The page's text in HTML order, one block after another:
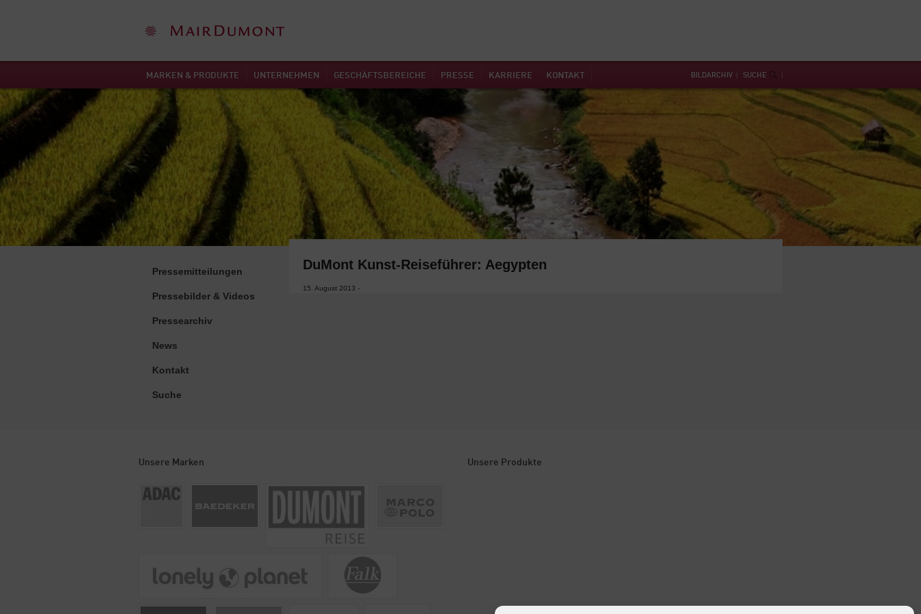
MARKEN & PRODUKTE UNTERNEHMEN GESCHÄFTSBEREICHE PRESSE KARRIERE KONTAKT BILDARCHIV SUCHE
Pressemitteilungen
Pressebilder & Videos
Pressearchiv
News
Kontakt
Suche
DuMont Kunst-Reiseführer: Aegypten
15. August 2013 -
Unsere Marken Unsere Produkte